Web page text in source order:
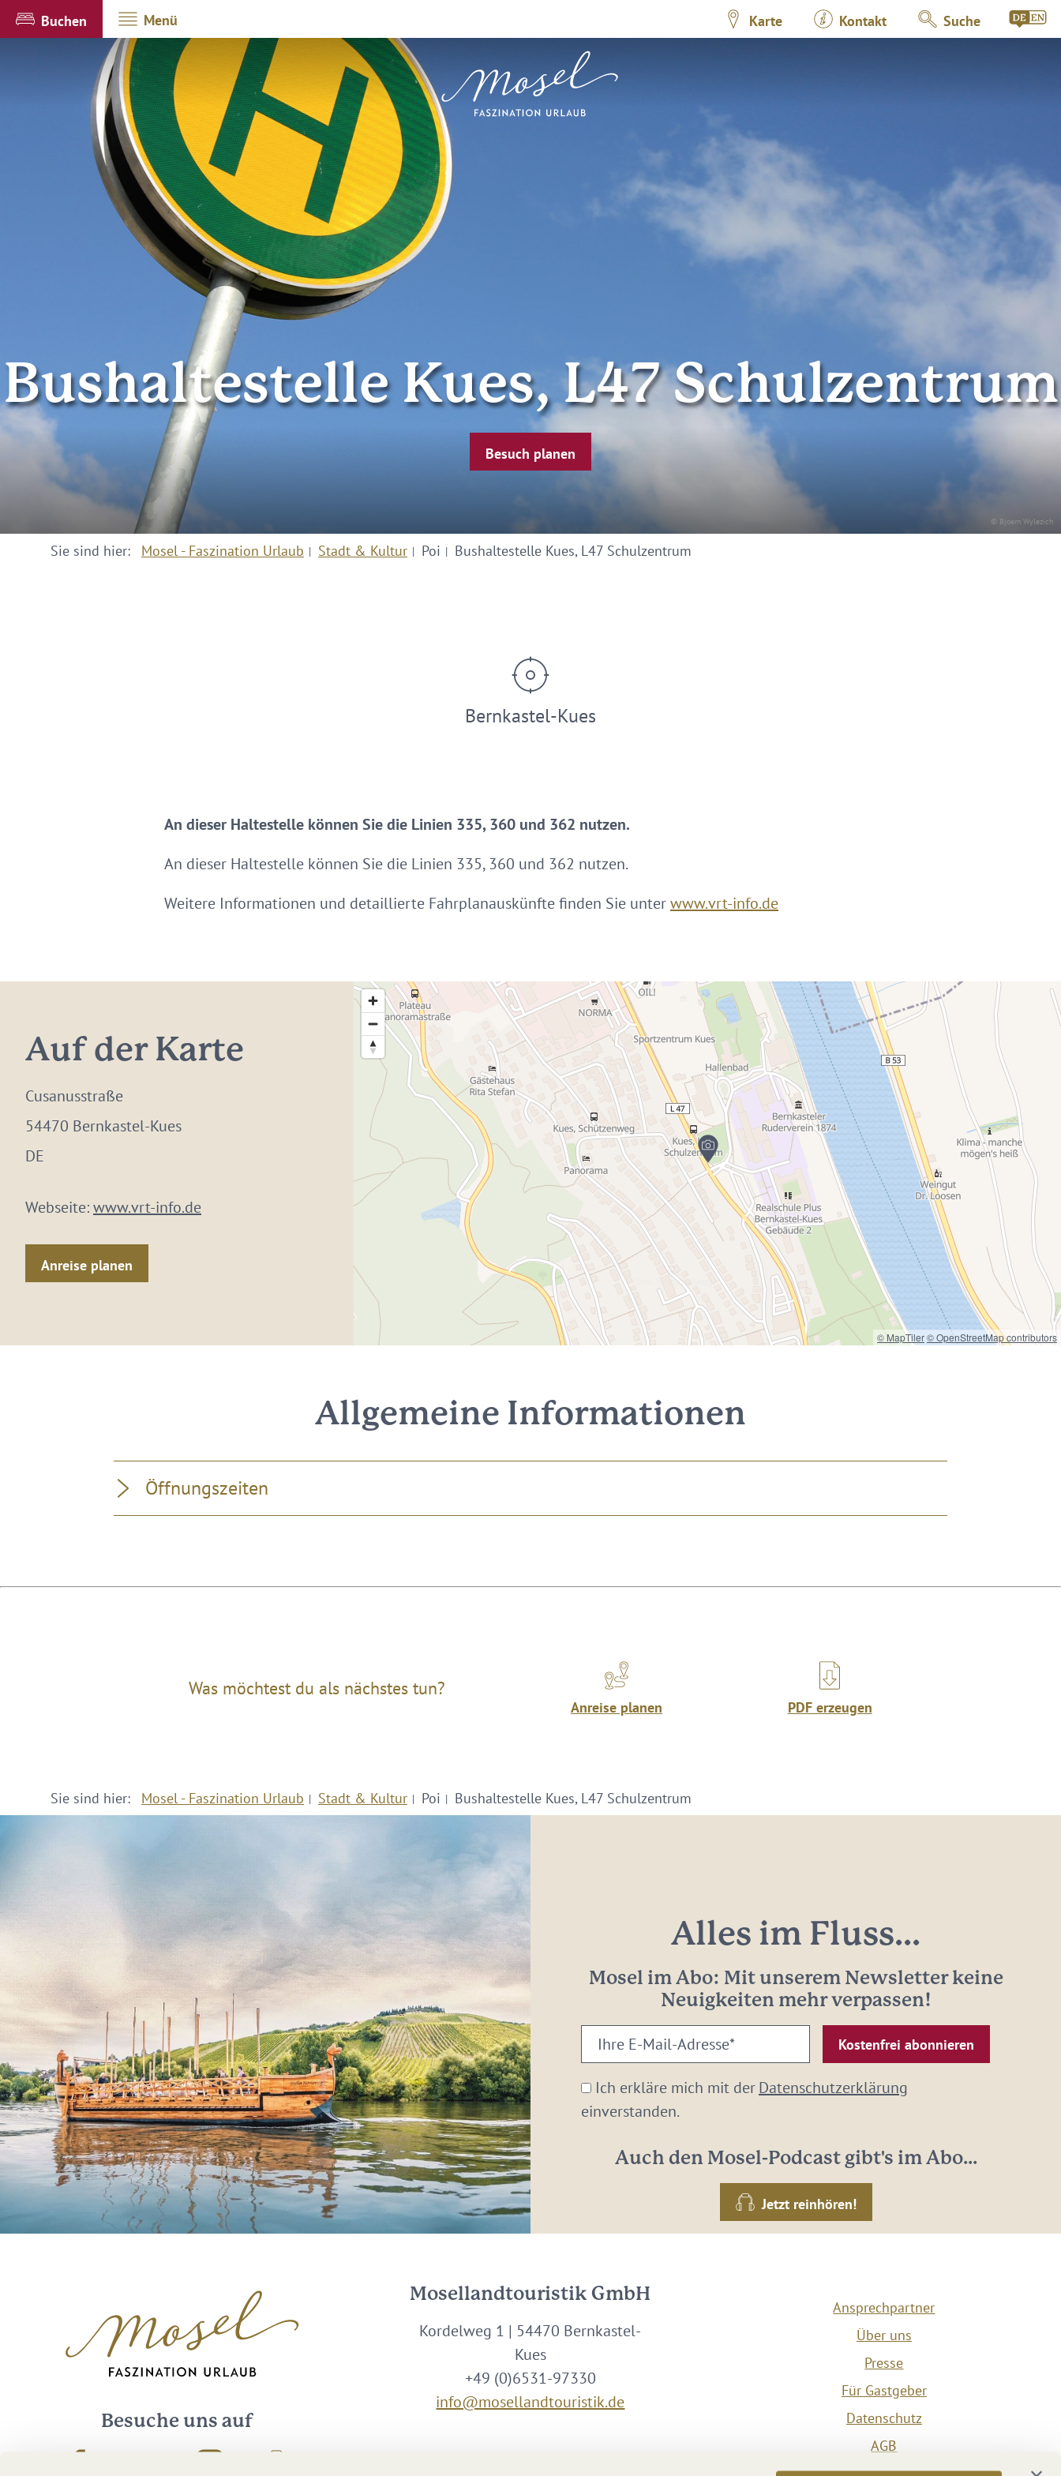
Buchen Menü Karte Kontakt Suche
© Bjoern Wylezich
Bushaltestelle Kues, L47 Schulzentrum
Besuch planen
Sie sind hier: Mosel - Faszination Urlaub Stadt & Kultur Poi Bushaltestelle Kues, L47 Schulzentrum
Bernkastel-Kues
An dieser Haltestelle können Sie die Linien 335, 360 und 362 nutzen.
An dieser Haltestelle können Sie die Linien 335, 360 und 362 nutzen.
Weitere Informationen und detaillierte Fahrplanauskünfte finden Sie unterwww.vrt-info.de
Auf der Karte
Cusanusstraße
54470 Bernkastel-Kues
DE
Webseite:www.vrt-info.de
Anreise planen
© MapTiler© OpenStreetMap contributors
Allgemeine Informationen
Öffnungszeiten
Was möchtest du als nächstes tun?
Anreise planen PDF erzeugen
Sie sind hier: Mosel - Faszination Urlaub Stadt & Kultur Poi Bushaltestelle Kues, L47 Schulzentrum
Alles im Fluss...
Mosel im Abo: Mit unserem Newsletter keine
Neuigkeiten mehr verpassen!
Ihre
E-
Mail-
Adresse:
Ich erkläre mich mit derDatenschutzerklärung
einverstanden.
Auch den Mosel-Podcast gibt's im Abo...
Jetzt reinhören!
Besuche uns auf
Mosellandtouristik GmbH
Kordelweg 1 | 54470 Bernkastel-
Kues
+49 (0)6531-97330
info@mosellandtouristik.de
Ansprechpartner
Über uns
Presse
Für Gastgeber
Datenschutz
AGB